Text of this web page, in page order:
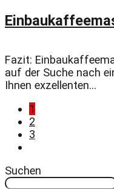
Fazit:
auf der Suche nach
Ihnen exzellenten...
1
2
3
Suchen